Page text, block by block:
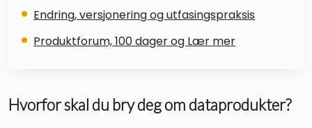
Endring, versjonering og utfasingspraksis
Produktforum, 100 dager og Lær mer
Hvorfor skal du bry deg om dataprodukter?